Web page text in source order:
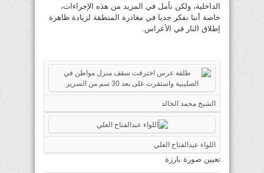
الداخلية، ولكن نأمل في المزيد من هذه الإجراءات،
خاصة أننا نفكر جديا في مغادرة المنطقة لزيادة ظاهرة
إطلاق النار في الأعراس.
الشيخ محمد الخالد
اللواء عبدالفتاح العلي
تعيين صورة بارزة